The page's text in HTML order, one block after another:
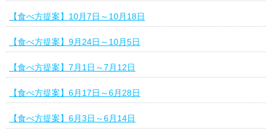
【食べ方提案】10月7日～10月18日
【食べ方提案】9月24日～10月5日
【食べ方提案】7月1日～7月12日
【食べ方提案】6月17日～6月28日
【食べ方提案】6月3日～6月14日